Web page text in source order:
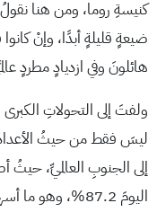
كنيسةِ روما، ومن هنا نقولُ
ضيعةٍ قليلةٍ أبدًا، وإنْ كانوا
هائلونَ وفي ازديادٍ مطردٍ
ولفتَ إلى التحولاتِ الكبرى
ليسَ فقط من حيثُ
إلى الجنوبِ العالميِّ، حيثُ
اليومَ 87.2%،